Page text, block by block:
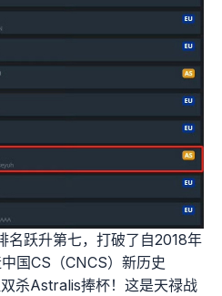
名跃升第七，打破了自2018年
国CS（CNCS）新历史
杀Astralis捧杯！这是天禄战